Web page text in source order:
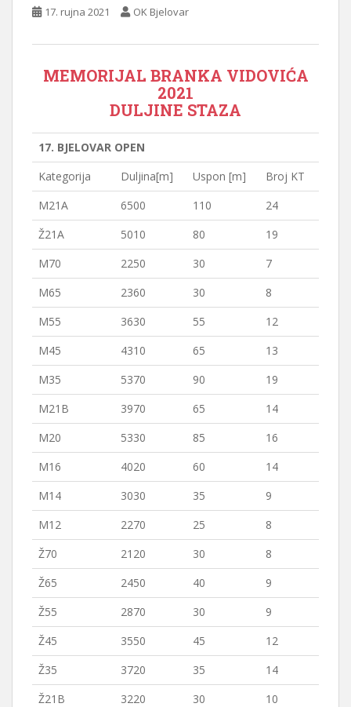
17. rujna 2021 OK Bjelovar
MEMORIJAL BRANKA VIDOVIĆA
2021
DULJINE STAZA
17. BJELOVAR OPEN
Kategorija
Duljina[m] Uspon [m]
Broj KT
M21A
6500 110
24
Ž21A
5010 80
19
M70
2250 30
7
M65
2360 30
8
M55
3630 55
12
M45
4310 65
13
M35
5370 90
19
M21B
3970 65
14
M20
5330 85
16
M16
4020 60
14
M14
3030 35
9
M12
2270 25
8
Ž70
2120 30
8
Ž65
2450 40
9
Ž55
2870 30
9
Ž45
3550 45
12
Ž35
3720 35
14
Ž21B
3220 30
10